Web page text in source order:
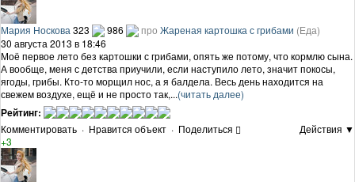
Мария Носкова 323 986 про Жареная картошка с грибами (Еда)
30 августа 2013 в 18:46
Моё первое лето без картошки с грибами, опять же потому, что кормлю сына.
А вообще, меня с детства приучили, если наступило лето, значит покосы,
ягоды, грибы. Кто-то морщил нос, а я балдела. Весь день находится на
свежем воздухе, ещё и не просто так,...(читать далее)
Рейтинг:
Комментировать · Нравится объект · Поделиться
Действия ▼
+3